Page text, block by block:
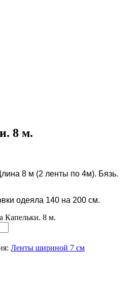
8 м.
8 м (2 ленты по 4м). Бязь.
одеяла 140 на 200 см.
Капельки. 8 м.
Ленты шириной 7 см